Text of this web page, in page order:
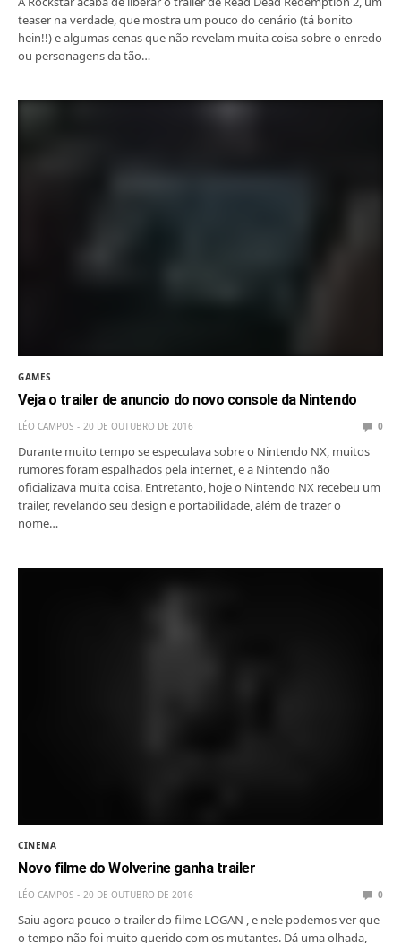
teaser na verdade, que mostra um pouco do cenário (tá bonito
hein!!) e algumas cenas que não revelam muita coisa sobre o enredo
ou personagens da tão…
GAMES
Veja o trailer de anuncio do novo console da Nintendo
LÉO CAMPOS 20 DE OUTUBRO DE 2016 0
Durante muito tempo se especulava sobre o Nintendo NX, muitos
rumores foram espalhados pela internet, e a Nintendo não
oficializava muita coisa. Entretanto, hoje o Nintendo NX recebeu um
trailer, revelando seu design e portabilidade, além de trazer o
nome…
CINEMA
Novo filme do Wolverine ganha trailer
LÉO CAMPOS 20 DE OUTUBRO DE 2016 0
Saiu agora pouco o trailer do filme LOGAN , e nele podemos ver que
o tempo não foi muito querido com os mutantes. Dá uma olhada,